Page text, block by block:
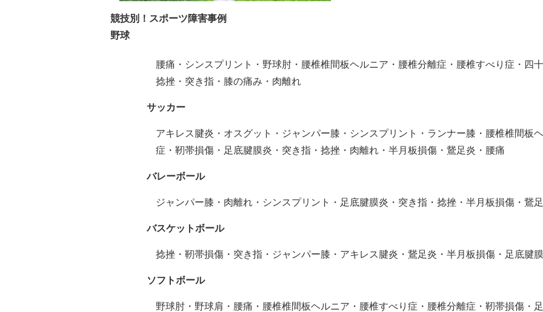
競技別！スポーツ障害事例
野球
腰痛・シンスプリント・野球肘・腰椎椎間板ヘルニア・腰椎分離症・腰椎すべり症・四
捻挫・突き指・膝の痛み・肉離れ
サッカー
アキレス腱炎・オスグット・ジャンパー膝・シンスプリント・ランナー膝・腰椎椎間板
症・靭帯損傷・足底腱膜炎・突き指・捻挫・肉離れ・半月板損傷・鵞足炎・腰痛
バレーボール
ジャンパー膝・肉離れ・シンスプリント・足底腱膜炎・突き指・捻挫・半月板損傷・鵞
バスケットボール
捻挫・靭帯損傷・突き指・ジャンパー膝・アキレス腱炎・鵞足炎・半月板損傷・足底腱
ソフトボール
野球肘・野球肩・腰痛・腰椎椎間板ヘルニア・腰椎すべり症・腰椎分離症・靭帯損傷・